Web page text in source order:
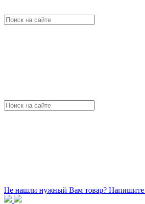
Не нашли нужный Вам товар?